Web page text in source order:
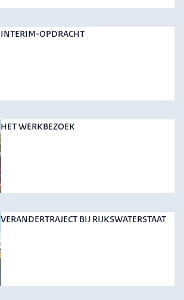
INTERIM-OPDRACHT
HET WERKBEZOEK
VERANDERTRAJECT BIJ RIJKSWATERSTAAT